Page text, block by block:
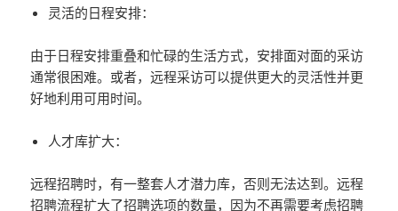
灵活的日程安排：
由于日程安排重叠和忙碌的生活方式，安排面对面的采访
通常很困难。或者，远程采访可以提供更大的灵活性并更
好地利用可用时间。
人才库扩大：
远程招聘时，有一整套人才潜力库，否则无法达到。远程
招聘流程扩大了招聘选项的数量，因为不再需要考虑招聘